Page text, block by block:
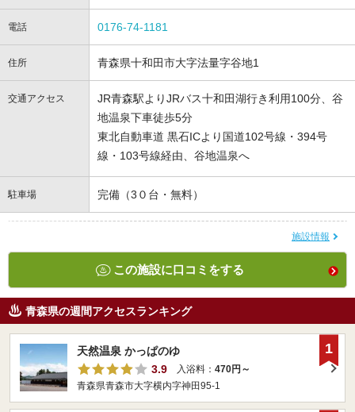
電話 0176-74-1181
住所 青森県十和田市大字法量字谷地1
交通アクセス
JR青森駅よりJRバス十和田湖行き利用100分、谷
地温泉下車徒歩5分
東北自動車道 黒石ICより国道102号線・394号
線・103号線経由、谷地温泉へ
駐車場 完備（3０台・無料）
施設情報
この施設に口コミをする
青森県の週間アクセスランキング
天然温泉 かっぱのゆ
3.9
入浴料： 470円～
青森県青森市大字横内字神田95-1
1